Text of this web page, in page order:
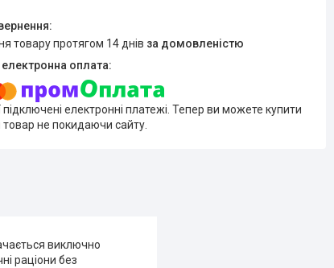
товару протягом 14 днів за домовленістю
підключені електронні платежі. Тепер ви можете купити
не покидаючи сайту.
виключно
раціони без